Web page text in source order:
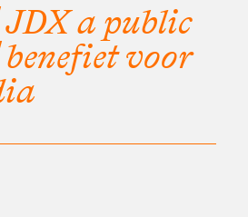
a public
benefiet voor